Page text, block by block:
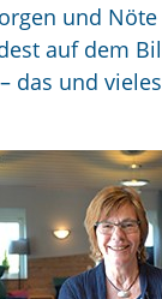
und
auf dem
das und